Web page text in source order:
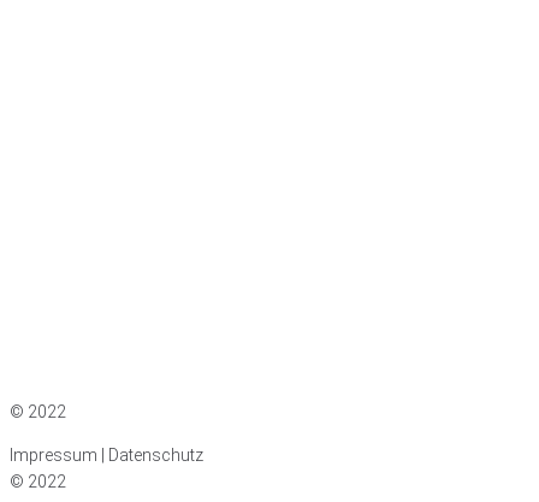
© 2022
Impressum | Datenschutz
© 2022